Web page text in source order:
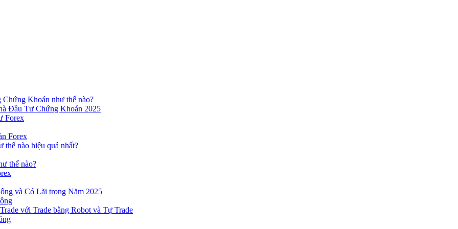
Khoán như thế nào?
Đầu Tư Chứng Khoán 2025
Forex
Forex
nào hiệu quả nhất?
thế nào?
và Có Lãi trong Năm 2025
với Trade bằng Robot và Tự Trade